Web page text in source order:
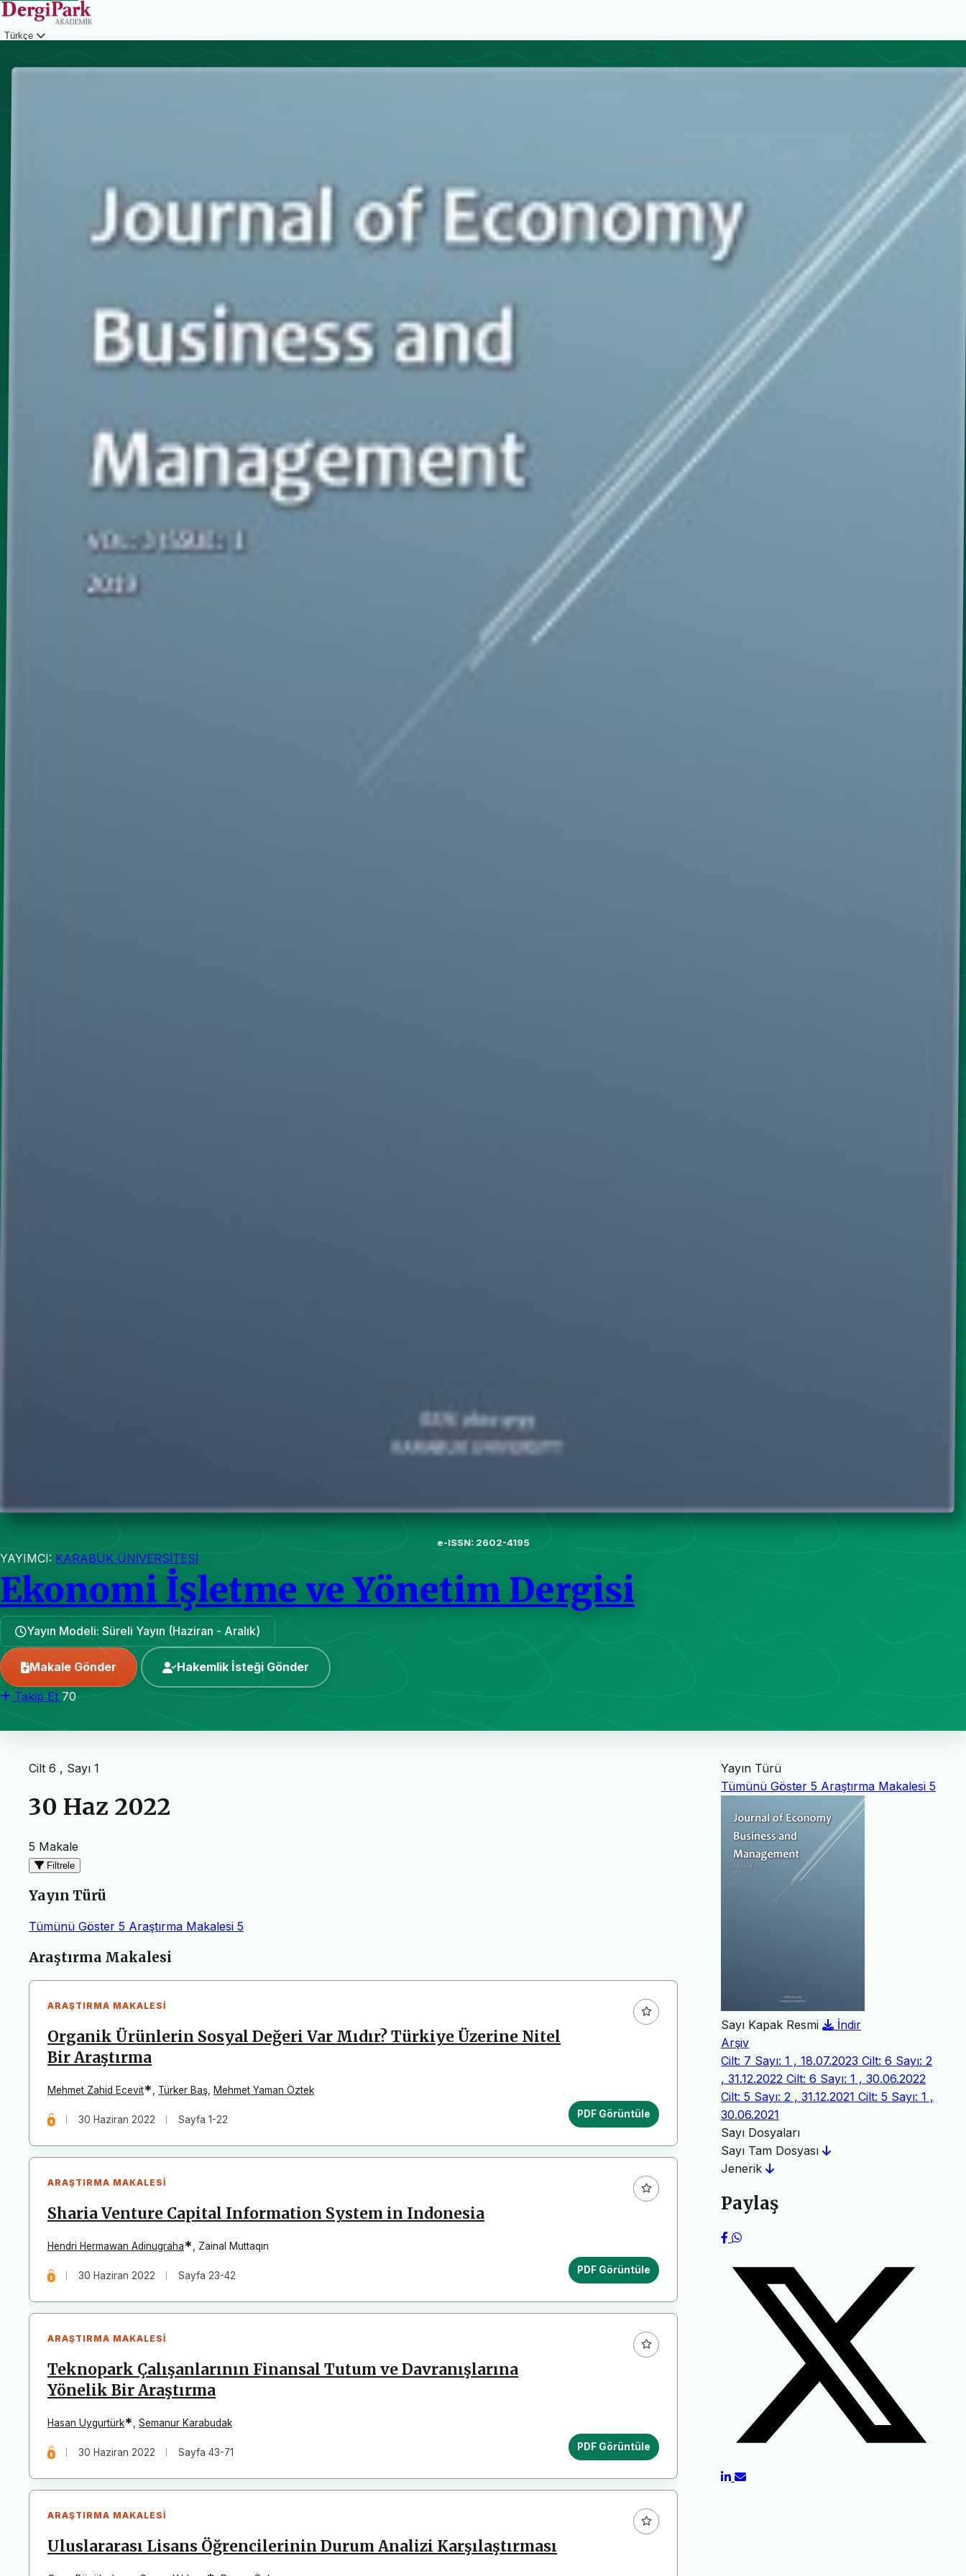
Türkçe
e-ISSN: 2602-4195
YAYIMCI: KARABÜK ÜNİVERSİTESİ
Ekonomi İşletme ve Yönetim Dergisi
Yayın Modeli: Süreli Yayın (Haziran - Aralık)
Makale Gönder Hakemlik İsteği Gönder
Takip Et 70
Cilt 6 , Sayı 1
30 Haz 2022
5 Makale
Filtrele
Yayın Türü
Tümünü Göster 5 Araştırma Makalesi 5
Makaleler
Araştırma Makalesi
ARAŞTIRMA MAKALESI
Organik Ürünlerin Sosyal Değeri Var Mıdır? Türkiye Üzerine Nitel
Bir Araştırma
Mehmet Zahid Ecevit* Türker Baş Mehmet Yaman Öztek
30 Haziran 2022 Sayfa 1-22 PDF Görüntüle
ARAŞTIRMA MAKALESI
Sharia Venture Capital Information System in Indonesia
Hendri Hermawan Adinugraha* Zainal Muttaqın
30 Haziran 2022 Sayfa 23-42 PDF Görüntüle
ARAŞTIRMA MAKALESI
Teknopark Çalışanlarının Finansal Tutum ve Davranışlarına
Yönelik Bir Araştırma
Hasan Uygurtürk* Semanur Karabudak
30 Haziran 2022 Sayfa 43-71 PDF Görüntüle
ARAŞTIRMA MAKALESI
Uluslararası Lisans Öğrencilerinin Durum Analizi Karşılaştırması
Yayın Türü
Tümünü Göster 5 Araştırma Makalesi 5
Sayı Kapak Resmi
İndir
Arşiv
Cilt: 7 Sayı: 1 , 18.07.2023 Cilt: 6 Sayı: 2
, 31.12.2022 Cilt: 6 Sayı: 1 , 30.06.2022
Cilt: 5 Sayı: 2 , 31.12.2021 Cilt: 5 Sayı: 1 ,
30.06.2021
Sayı Dosyaları
Sayı Tam Dosyası
Jenerik
Paylaş